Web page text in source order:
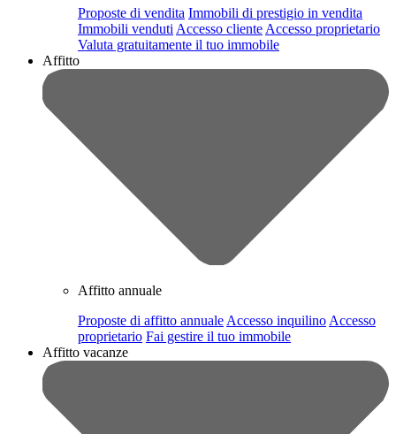
Proposte di vendita Immobili di prestigio in vendita
Immobili venduti Accesso cliente Accesso proprietario
Valuta gratuitamente il tuo immobile
Affitto
Affitto annuale
Proposte di affitto annuale Accesso inquilino Accesso
proprietario Fai gestire il tuo immobile
Affitto vacanze